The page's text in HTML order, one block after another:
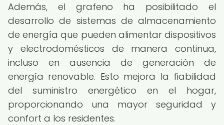
Además, el grafeno ha posibilitado el
desarrollo de sistemas de almacenamiento
de energía que pueden alimentar dispositivos
y electrodomésticos de manera continua,
incluso en ausencia de generación de
energía renovable. Esto mejora la fiabilidad
del suministro energético en el hogar,
proporcionando una mayor seguridad y
confort a los residentes.